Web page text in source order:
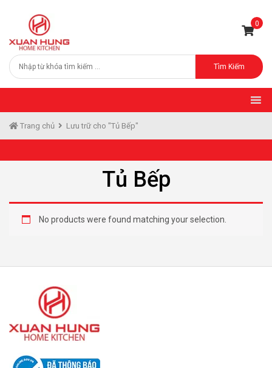
0
Tìm Kiếm
Trang chủ Lưu trữ cho "Tủ Bếp"
Tủ Bếp
No products were found matching your selection.